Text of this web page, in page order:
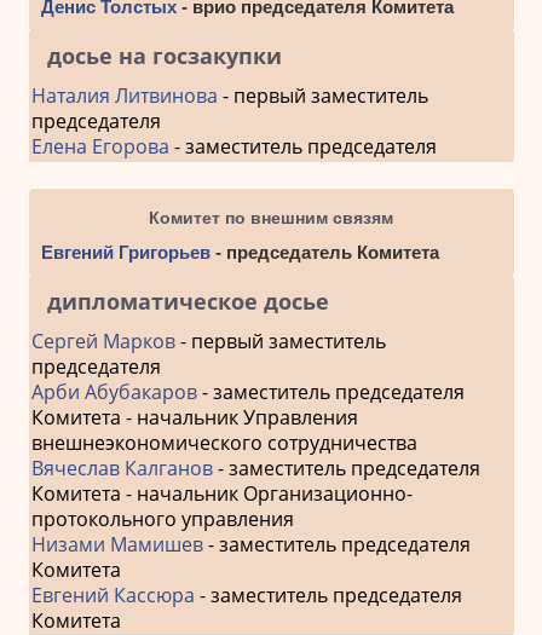
Денис Толстых- врио председателя Комитета
досье на госзакупки
Наталия Литвинова - первый заместитель
председателя
Елена Егорова - заместитель председателя
Комитет по внешним связям
Евгений Григорьев- председатель Комитета
дипломатическое досье
Сергей Марков- первый заместитель
председателя
Арби Абубакаров- заместитель председателя
Комитета - начальник Управления
внешнеэкономического сотрудничества
Вячеслав Калганов- заместитель председателя
Комитета - начальник Организационно-
протокольного управления
Низами Мамишев- заместитель председателя
Комитета
Евгений Кассюра - заместитель председателя
Комитета